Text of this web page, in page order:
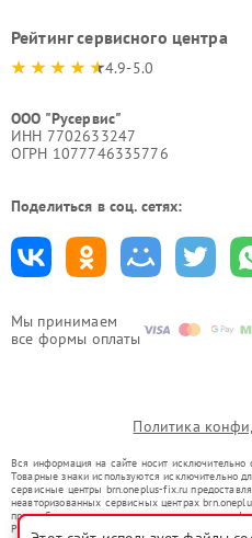
Мы принимаем
все формы оплаты
Рейтинг сервисного центра
4.9-5.0
ООО "Русервис"
ИНН 7702633247
ОГРН 1077746335776
Поделиться в соц. сетях:
Политика
Вся информация на сайте носит исключительно
Товарные знаки используются исключительно
сервисные центры brn.oneplus-fix.ru
неавторизованных сервисных центрах
правообладателями товарных знаков или их
Ремонт осуществляется для устройств, уже